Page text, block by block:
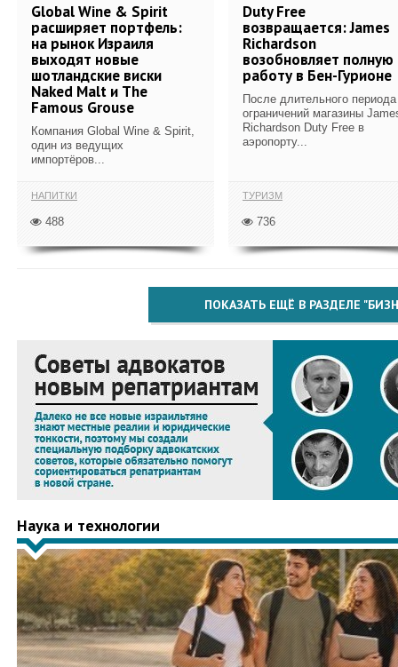
Global Wine & Spirit
расширяет портфель:
на рынок Израиля
выходят новые
шотландские виски
Naked Malt и The
Famous Grouse
Компания Global Wine & Spirit,
один из ведущих
импортёров...
НАПИТКИ
488
Duty Free
возвращается: James
Richardson
возобновляет полную
работу в Бен-Гурионе
После длительного периода
ограничений магазины
Richardson Duty Free в
аэропорту...
ТУРИЗМ
736
ПОКАЗАТЬ ЕЩЁ В РАЗДЕЛЕ
Наука и технологии